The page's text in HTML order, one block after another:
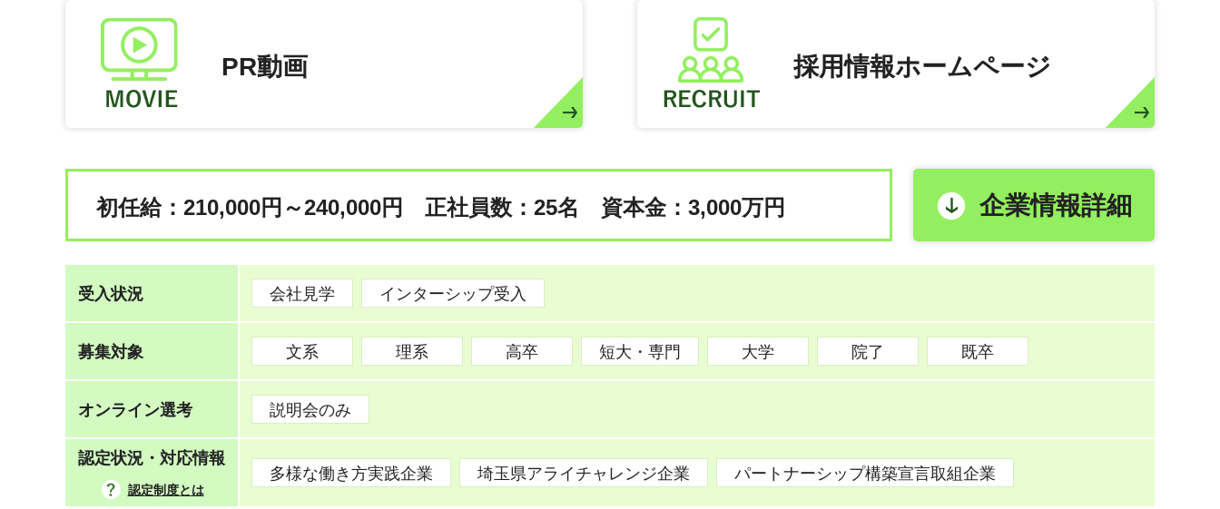
PR動画 採用情報ホームページ
初任給：210,000円～240,000円 正社員数：25名 資本金：3,000万円 企業情報詳細
受入状況 会社見学 インターシップ受入
募集対象 文系 理系 高卒 短大・専門 大学 院了 既卒
オンライン選考 説明会のみ
認定状況・対応情報
認定制度とは
多様な働き方実践企業 埼玉県アライチャレンジ企業 パートナーシップ構築宣言取組企業